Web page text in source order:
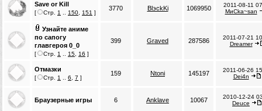
Save or Kill
[ Стр. 1 150 151 ]
3770 BlэckKi 1069950
2011-08-11
MиCka~san
Узнайте аниме
по сапогу
главгероя 0_0
[ Стр. 1 15 16 ]
399 Graved 287586
2011-07-21
Dreamer
Отмазки
[ Стр. 1 6 7 ]
159 Ntoni 145197
2011-06-26
Dei4n
Браузерные игры 6 Anklave 10067
2010-12-24
Deuce